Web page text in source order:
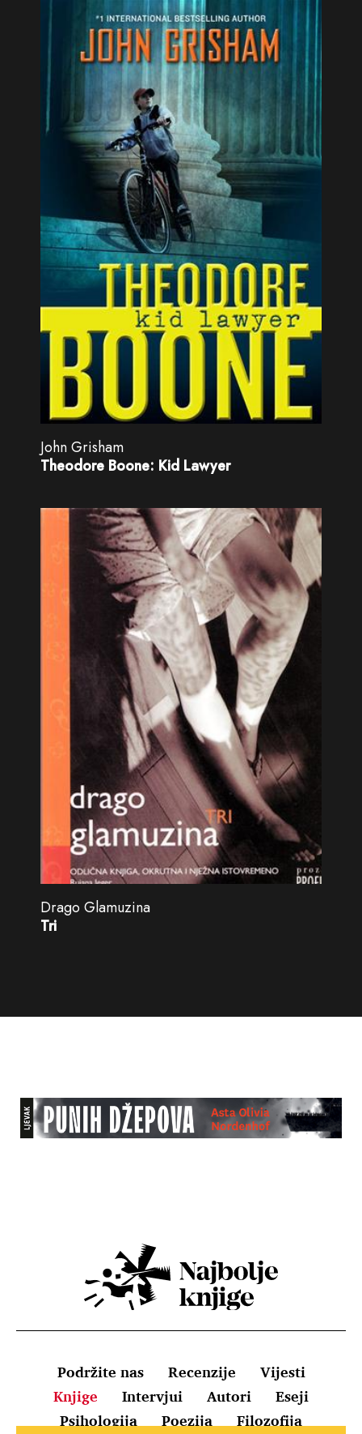
John Grisham
Theodore Boone: Kid Lawyer
Drago Glamuzina
Tri
Podržite nas Recenzije
Vijesti
Knjige
Intervjui Autori
Eseji
Psihologija
Poezija Filozofija